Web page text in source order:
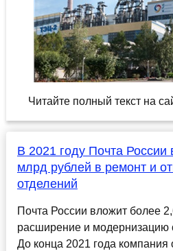
Читайте полный текст на
В 2021 году Почта
млрд рублей в ремонт и
отделений
Почта России вложит более
расширение и модернизацию
До конца 2021 года компания